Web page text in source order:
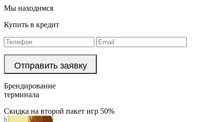
Мы находимся
Купить в кредит
Брендирование
терминала
Скидка на второй пакет игр 50%